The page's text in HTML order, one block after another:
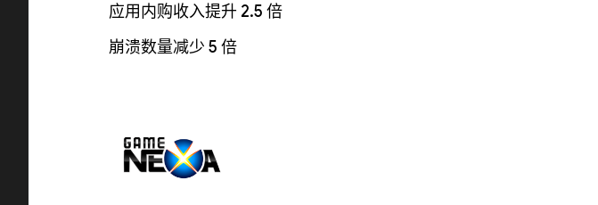
应用内购收入提升 2.5 倍
崩溃数量减少 5 倍